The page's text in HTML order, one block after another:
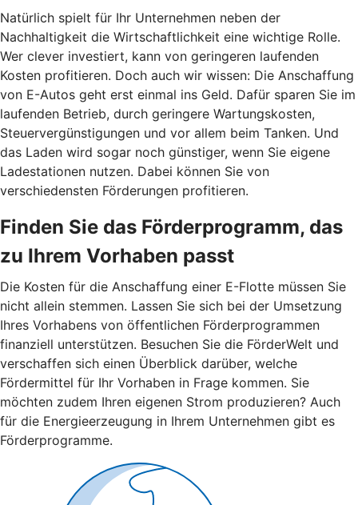
Natürlich spielt für Ihr Unternehmen neben der
Nachhaltigkeit die Wirtschaftlichkeit eine wichtige Rolle.
Wer clever investiert, kann von geringeren laufenden
Kosten profitieren. Doch auch wir wissen: Die Anschaffung
von E-Autos geht erst einmal ins Geld. Dafür sparen Sie im
laufenden Betrieb, durch geringere Wartungskosten,
Steuervergünstigungen und vor allem beim Tanken. Und
das Laden wird sogar noch günstiger, wenn Sie eigene
Ladestationen nutzen. Dabei können Sie von
verschiedensten Förderungen profitieren.
Finden Sie das Förderprogramm, das
zu Ihrem Vorhaben passt
Die Kosten für die Anschaffung einer E-Flotte müssen Sie
nicht allein stemmen. Lassen Sie sich bei der Umsetzung
Ihres Vorhabens von öffentlichen Förderprogrammen
finanziell unterstützen. Besuchen Sie die FörderWelt und
verschaffen sich einen Überblick darüber, welche
Fördermittel für Ihr Vorhaben in Frage kommen. Sie
möchten zudem Ihren eigenen Strom produzieren? Auch
für die Energieerzeugung in Ihrem Unternehmen gibt es
Förderprogramme.